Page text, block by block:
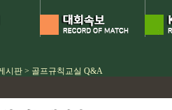
시판 > 골프규칙교실 Q&A